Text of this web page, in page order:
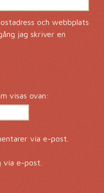
och webbplats
jag skriver en
visas ovan:
via e-post.
via e-post.